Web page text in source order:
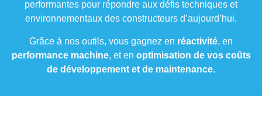
performantes pour répondre aux défis techniques et
environnementaux des constructeurs d’aujourd’hui.
Grâce à nos outils, vous gagnez en réactivité, en
performance machine, et en optimisation de vos coûts
de développement et de maintenance.